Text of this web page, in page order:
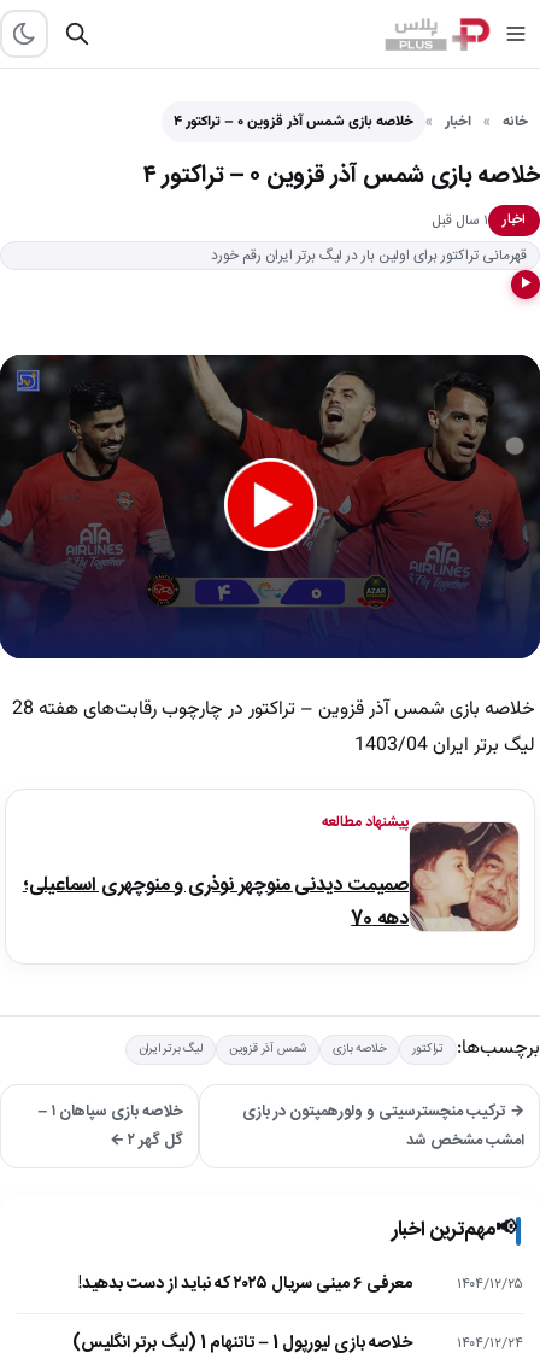
خانه اخبار خلاصه بازی شمس آذر قزوین ۰ – تراکتور ۴
خلاصه بازی شمس آذر قزوین ۰ – تراکتور ۴
اخبار
۱ سال قبل
قهرمانی تراکتور برای اولین بار در لیگ برتر ایران رقم خورد
▶
of
seconds
خلاصه بازی شمس آذر قزوین – تراکتور در چارچوب رقابت‌های هفته 28
لیگ برتر ایران 1403/04
پیشنهاد مطالعه
صمیمت دیدنی منوچهر نوذری و منوچهری اسماعیلی؛
دهه 70
برچسب‌ها: تراکتور خلاصه بازی شمس آذر قزوین لیگ برتر ایران
→ ترکیب منچسترسیتی و ولورهمپتون در بازی
امشب مشخص شد
خلاصه بازی سپاهان ۱ –
گل گهر ۲ ←
📢مهم‌ترین اخبار
۱۴۰۴/۱۲/۲۵ معرفی ۶ مینی سریال ۲۰۲۵ که نباید از دست بدهید!
۱۴۰۴/۱۲/۲۴ خلاصه بازی لیورپول 1 – تاتنهام 1 (لیگ برتر انگلیس)